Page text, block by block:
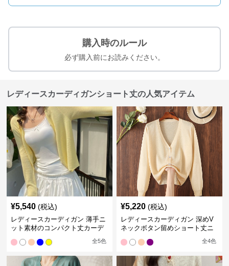
購入時のルール
必ず購入前にお読みください。
レディースカーディガンショート丈の人気アイテム
¥5,540 (税込)
レディースカーディガン 薄手ニ
ット素材のコンパクト丈カーデ
全5色
¥5,220 (税込)
レディースカーディガン 深めV
ネックボタン留めショート丈ニ
全4色